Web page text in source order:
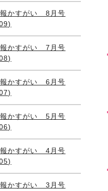
かすがい 8月号
かすがい 7月号
かすがい 6月号
かすがい 5月号
かすがい 4月号
かすがい 3月号